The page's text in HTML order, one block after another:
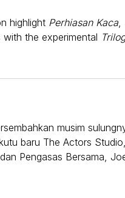
highlight Perhiasan Kaca
the experimental
musim
baru The Actors
Pengasas Bersama,